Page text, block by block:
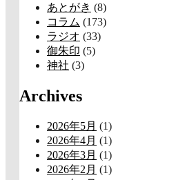
あとがき (8)
コラム (173)
ラジオ (33)
御朱印 (5)
神社 (3)
Archives
2026年5月 (1)
2026年4月 (1)
2026年3月 (1)
2026年2月 (1)